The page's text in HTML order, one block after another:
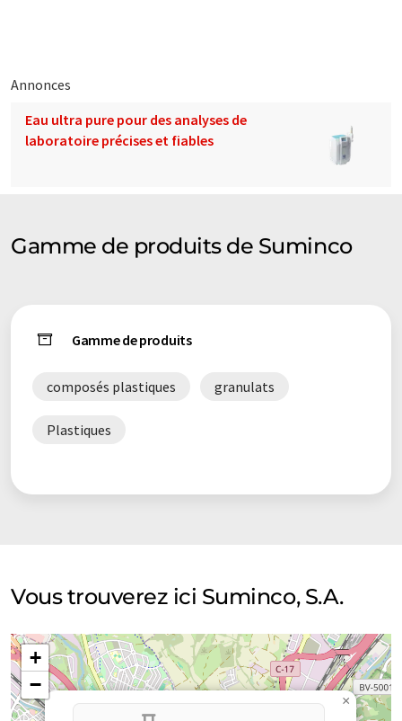
Annonces
Eau ultra pure pour des analyses de
laboratoire précises et fiables
Gamme de produits de Suminco
Gamme de produits
composés plastiques granulats
Plastiques
Vous trouverez ici Suminco, S.A.
×
+
−